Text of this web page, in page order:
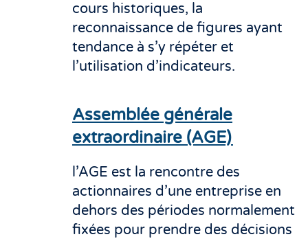
cours historiques, la
reconnaissance de figures ayant
tendance à s’y répéter et
l’utilisation d’indicateurs.
Assemblée générale
extraordinaire (AGE)
l’AGE est la rencontre des
actionnaires d’une entreprise en
dehors des périodes normalement
fixées pour prendre des décisions